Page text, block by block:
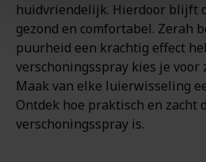
huidvriendelijk. Hierdoor blijft
gezond en comfortabel. Zerah
puurheid een krachtig effect
verschoningsspray kies je voor
Maak van elke luierwisseling
Ontdek hoe praktisch en zacht
verschoningsspray is.